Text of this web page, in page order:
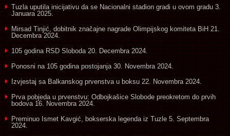
Tuzla uputila inicijativu da se Nacionalni stadion gradi u ovom gradu 3.
Januara 2025.
Mirsad Tinjić, dobitnik značajne nagrade Olimpijskog komiteta BiH 21.
Decembra 2024.
105 godina RSD Sloboda 20. Decembra 2024.
Ponosni na 105 godina postojanja 30. Novembra 2024.
Izvjestaj sa Balkanskog prvenstva u boksu 22. Novembra 2024.
Prva pobjeda u prvenstvu: Odbojkašice Slobode preokretom do prvih
bodova 16. Novembra 2024.
Preminuo Ismet Kavgić, bokserska legenda iz Tuzle 5. Septembra
2024.